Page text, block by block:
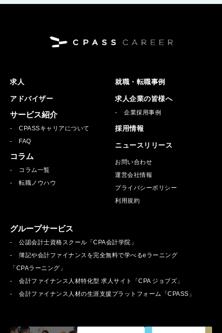
求人
アドバイザー
サービス紹介
CPASSキャリアについて
FAQ
コラム
コラム一覧
転職ノウハウ
就職・転職事例
求人企業の皆様へ
企業採用事例
採用情報
ニュースリリース
お問い合わせ
運営会社情報
プライバシーポリシー
利用規約
グループサービス
公認会計士資格スクール「CPA会計学院」
簿記や会計ファイナンスを完全無料で学べるeラーニング
「CPAラーニング」
会計ファイナンス人材特化型 求人サイト「CPA ジョブズ」
会計ファイナンス人材の生涯支援プラットフォーム「CPASS」